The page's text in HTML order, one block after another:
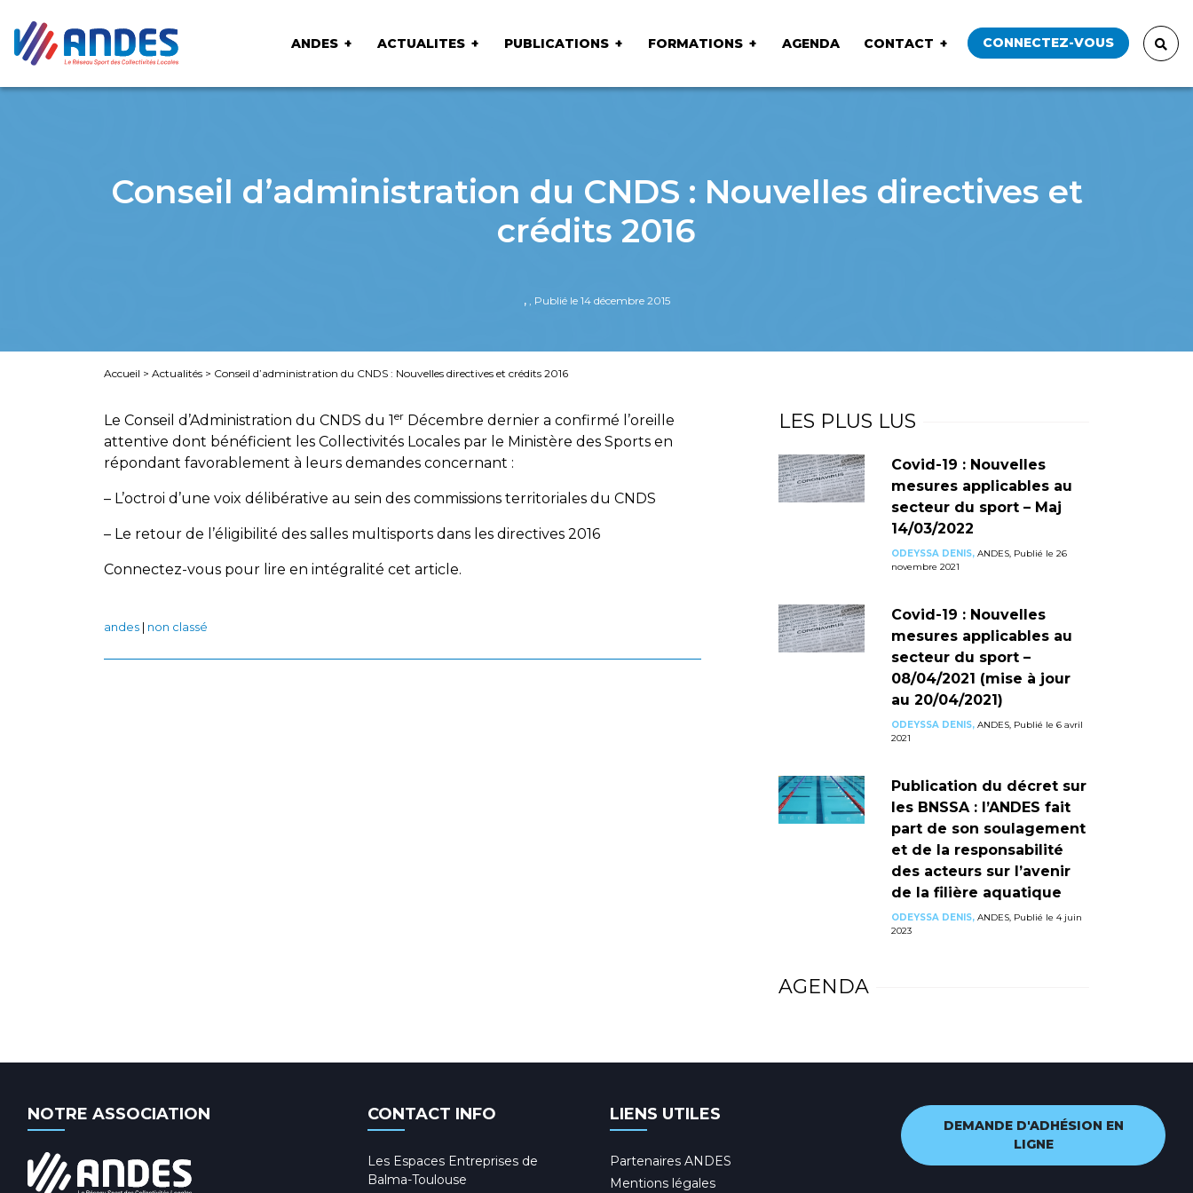
ANDES ACTUALITES PUBLICATIONS FORMATIONS AGENDA CONTACT CONNECTEZ-VOUS
Conseil d’administration du CNDS : Nouvelles directives et
crédits 2016
, , Publié le 14 décembre 2015
Accueil > Actualités > Conseil d’administration du CNDS : Nouvelles directives et crédits 2016
Le Conseil d’Administration du CNDS du 1er Décembre dernier a confirmé l’oreille
attentive dont bénéficient les Collectivités Locales par le Ministère des Sports en
répondant favorablement à leurs demandes concernant :
– L’octroi d’une voix délibérative au sein des commissions territoriales du CNDS
– Le retour de l’éligibilité des salles multisports dans les directives 2016
Connectez-vous pour lire en intégralité cet article.
andes non classé
LES PLUS LUS
Covid-19 : Nouvelles
mesures applicables au
secteur du sport – Maj
14/03/2022
ODEYSSA DENIS,ANDES, Publié le 26
novembre 2021
Covid-19 : Nouvelles
mesures applicables au
secteur du sport –
08/04/2021 (mise à jour
au 20/04/2021)
ODEYSSA DENIS,ANDES, Publié le 6 avril
2021
Publication du décret sur
les BNSSA : l’ANDES fait
part de son soulagement
et de la responsabilité
des acteurs sur l’avenir
de la filière aquatique
ODEYSSA DENIS,ANDES, Publié le 4 juin
2023
AGENDA
NOTRE ASSOCIATION CONTACT INFO
Les Espaces Entreprises de
Balma-Toulouse
LIENS UTILES
Partenaires ANDES
Mentions légales
DEMANDE D'ADHÉSION EN
LIGNE